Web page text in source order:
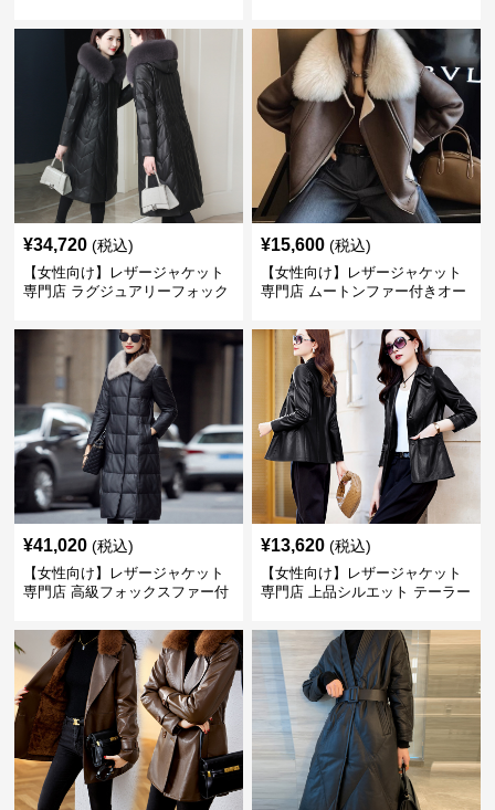
¥34,720 (税込)
【女性向け】レザージャケット
専門店 ラグジュアリーフォック
¥15,600 (税込)
【女性向け】レザージャケット
専門店 ムートンファー付きオー
¥41,020 (税込)
【女性向け】レザージャケット
専門店 高級フォックスファー付
¥13,620 (税込)
【女性向け】レザージャケット
専門店 上品シルエット テーラー